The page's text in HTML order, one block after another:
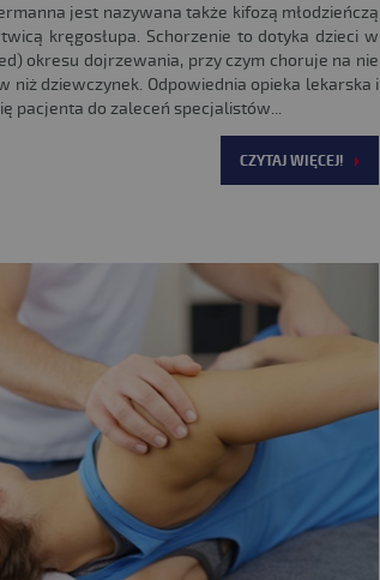
jest nazywana także kifozą młodzieńczą
kręgosłupa. Schorzenie to dotyka dzieci w
okresu dojrzewania, przy czym choruje na nie
niż dziewczynek. Odpowiednia opieka lekarska i
pacjenta do zaleceń specjalistów...
CZYTAJ WIĘCEJ!